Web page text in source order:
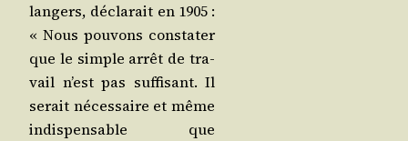
lan­gers, décla­rait en 1905 :
« Nous pou­vons consta­ter
que le simple arrêt de tra­
vail n’est pas suf­fi­sant. Il
serait néces­saire et même
indis­pen­sable que